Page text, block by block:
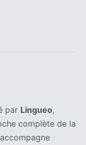
par Lingueo,
complète de la